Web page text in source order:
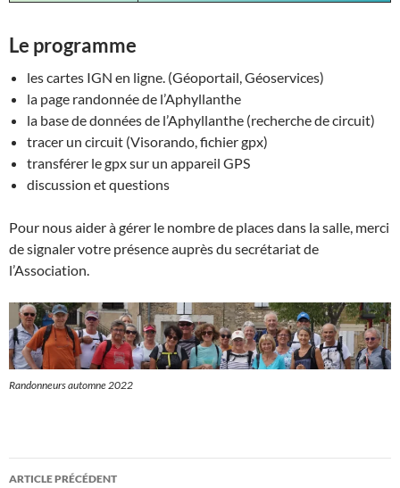
Le programme
les cartes IGN en ligne. (Géoportail, Géoservices)
la page randonnée de l’Aphyllanthe
la base de données de l’Aphyllanthe (recherche de circuit)
tracer un circuit (Visorando, fichier gpx)
transférer le gpx sur un appareil GPS
discussion et questions
Pour nous aider à gérer le nombre de places dans la salle, merci
de signaler votre présence auprès du secrétariat de
l’Association.
Randonneurs automne 2022
Navigation
ARTICLE PRÉCÉDENT